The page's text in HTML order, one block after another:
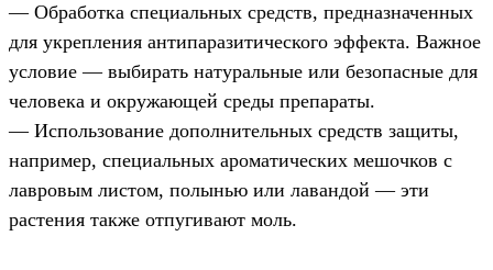
— Обработка специальных средств, предназначенных
для укрепления антипаразитического эффекта. Важное
условие — выбирать натуральные или безопасные для
человека и окружающей среды препараты.
— Использование дополнительных средств защиты,
например, специальных ароматических мешочков с
лавровым листом, полынью или лавандой — эти
растения также отпугивают моль.